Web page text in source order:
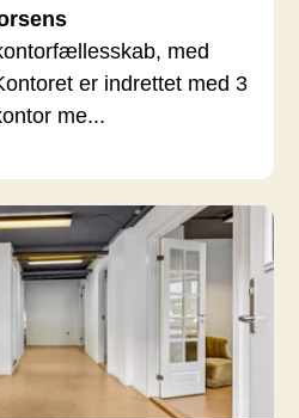
med
er indrettet med 3
me...